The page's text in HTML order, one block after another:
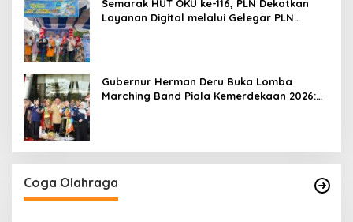
Semarak HUT OKU ke-116, PLN Dekatkan
Layanan Digital melalui Gelegar PLN
Gubernur Herman Deru Buka Lomba
Marching Band Piala Kemerdekaan 2026:
Coga Olahraga